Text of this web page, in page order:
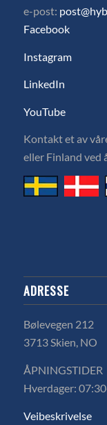
e-post:
Facebook
Instagram
LinkedIn
YouTube
Kontakt et av
eller Finland ved
ADRESSE
Bølevegen 212
3713 Skien, NO
ÅPNINGSTIDER
Hverdager:
Veibeskrivelse